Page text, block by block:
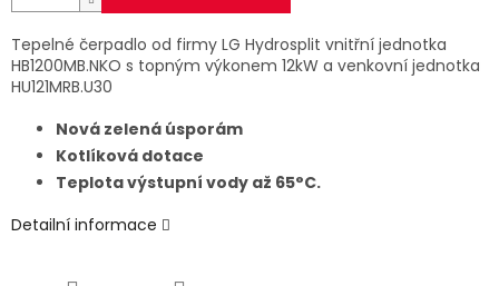
Tepelné čerpadlo od firmy LG Hydrosplit vnitřní jednotka
HB1200MB.NKO s topným výkonem 12kW a venkovní jednotka
HU121MRB.U30
Nová zelená úsporám
Kotlíková dotace
Teplota výstupní vody až 65°C.
Detailní informace